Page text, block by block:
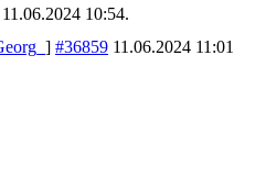
11.06.2024 10:54.
] #36859 11.06.2024 11:01